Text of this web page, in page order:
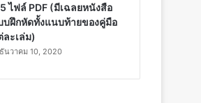
ไฟล์ PDF (มีเฉลยหนังสือ
บฝึกหัดทั้งแนบท้ายของคู่มือ
ละเล่ม)
ธันวาคม 10, 2020